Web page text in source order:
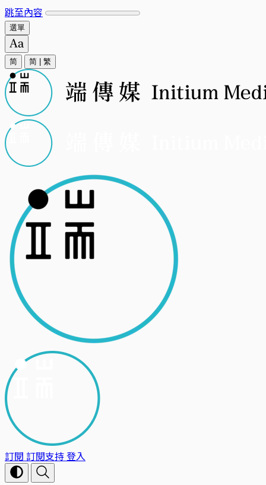
跳至內容
選單
简 简 繁
訂閱 訂閱支持登入